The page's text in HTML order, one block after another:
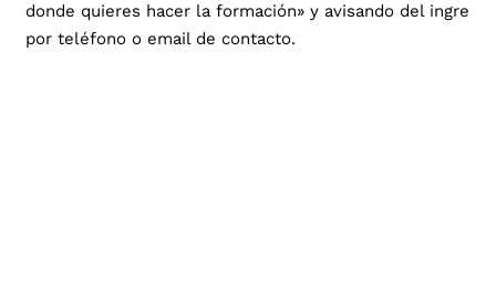
donde quieres hacer la formación» y avisando del ingreso
por teléfono o email de contacto.